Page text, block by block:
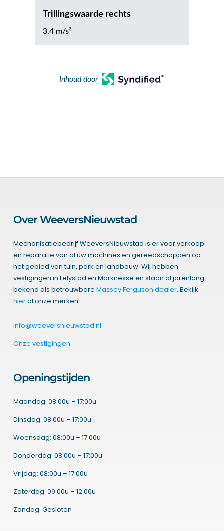
Trillingswaarde rechts
3.4 m/s²
Inhoud door
Over WeeversNieuwstad
Mechanisatiebedrijf WeeversNieuwstad is er voor verkoop
en reparatie van al uw machines en gereedschappen op
het gebied van tuin, park en landbouw. Wij hebben
vestigingen in Lelystad en Marknesse en staan al jarenlang
bekend als betrouwbare Massey Ferguson dealer. Bekijk
hieral onze merken.
info@weeversnieuwstad.nl
Onze vestigingen
Openingstijden
Maandag: 08:00u – 17:00u
Dinsdag: 08:00u – 17:00u
Woensdag: 08:00u – 17:00u
Donderdag: 08:00u – 17:00u
Vrijdag: 08:00u – 17:00u
Zaterdag: 09:00u – 12:00u
Zondag: Gesloten